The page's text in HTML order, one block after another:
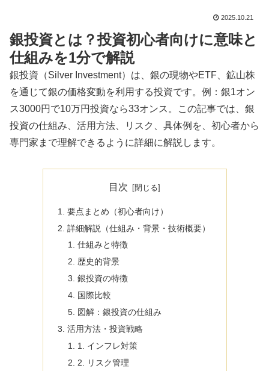
2025.10.21
銀投資とは？投資初心者向けに意味と
仕組みを1分で解説
銀投資（Silver Investment）は、銀の現物やETF、鉱山株
を通じて銀の価格変動を利用する投資です。例：銀1オン
ス3000円で10万円投資なら33オンス。この記事では、銀
投資の仕組み、活用方法、リスク、具体例を、初心者から
専門家まで理解できるように詳細に解説します。
目次
要点まとめ（初心者向け）
詳細解説（仕組み・背景・技術概要）
仕組みと特徴
歴史的背景
銀投資の特徴
国際比較
図解：銀投資の仕組み
活用方法・投資戦略
1. インフレ対策
2. リスク管理